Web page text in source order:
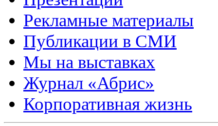
Рекламные материалы
Публикации в СМИ
Мы на выставках
Журнал «Абрис»
Корпоративная жизнь